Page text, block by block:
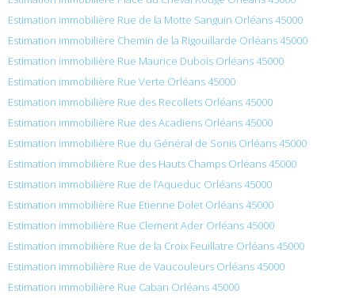
Estimation immobilière Rue de la Motte Sanguin Orléans 45000
Estimation immobilière Chemin de la Rigouillarde Orléans 45000
Estimation immobilière Rue Maurice Dubois Orléans 45000
Estimation immobilière Rue Verte Orléans 45000
Estimation immobilière Rue des Recollets Orléans 45000
Estimation immobilière Rue des Acadiens Orléans 45000
Estimation immobilière Rue du Général de Sonis Orléans 45000
Estimation immobilière Rue des Hauts Champs Orléans 45000
Estimation immobilière Rue de l’Aqueduc Orléans 45000
Estimation immobilière Rue Etienne Dolet Orléans 45000
Estimation immobilière Rue Clement Ader Orléans 45000
Estimation immobilière Rue de la Croix Feuillatre Orléans 45000
Estimation immobilière Rue de Vaucouleurs Orléans 45000
Estimation immobilière Rue Caban Orléans 45000